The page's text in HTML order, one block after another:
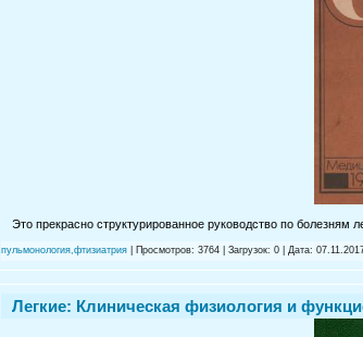
Это прекрасно структурированное руководство по болезням
пульмонология,фтизиатрия | Просмотров: 3764 | Загрузок: 0 | Дата:
Легкие: Клиническая физиология и